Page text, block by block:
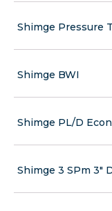
Shimge Pressure
Shimge BWI
Shimge PL/D
Shimge 3 SPm 3"